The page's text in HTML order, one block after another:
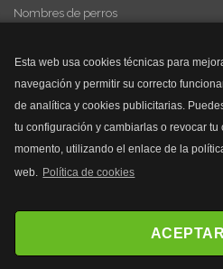
Esta web usa cookies técnicas para
navegación y permitir su correcto
de analítica y cookies publicitarias.
tu configuración y cambiarlas o revocar
momento, utilizando el enlace de la
web. Política de cookies
ACEPTAR
Nombres de perros
y mucho más...